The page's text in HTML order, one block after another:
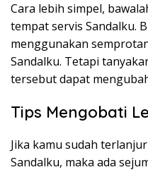
Cara lebih simpel,
tempat servis Sandalku.
menggunakan
Sandalku. Tetapi
tersebut dapat
Tips Mengobati
Jika kamu sudah
Sandalku, maka ada